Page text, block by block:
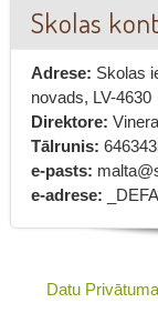
Skolas
Adrese: Skolas
novads, LV-4630
Direktore:
Tālrunis:
e-pasts:
e-adrese:
Datu